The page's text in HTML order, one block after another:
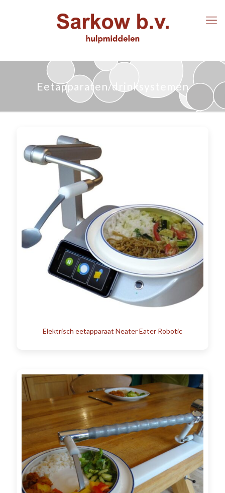
Eetapparaten/drinksystemen
Elektrisch eetapparaat Neater Eater Robotic